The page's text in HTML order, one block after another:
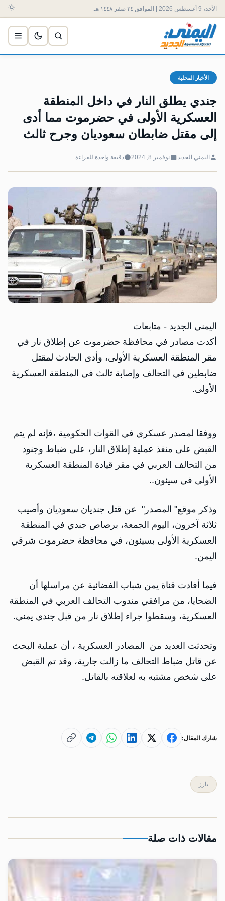
الأحد، 9 أغسطس 2026 | الموافق ٢٤ صفر ١٤٤٨ هـ
الأخبار المحلية
جندي يطلق النار في داخل المنطقة
العسكرية الأولى في حضرموت مما أدى
إلى مقتل ضابطان سعوديان وجرح ثالث
اليمني الجديد نوفمبر 8, 2024 دقيقة واحدة للقراءة
اليمني الجديد - متابعات
أكدت مصادر في محافظة حضرموت عن إطلاق نار في
مقر المنطقة العسكرية الأولى، وأدى الحادث لمقتل
ضابطين في التحالف وإصابة ثالث في المنطقة العسكرية
الأولى.
ووفقا لمصدر عسكري في القوات الحكومية ،فإنه لم يتم
القبض على منفذ عملية إطلاق النار، على ضباط وجنود
من التحالف العربي في مقر قيادة المنطقة العسكرية
الأولى في سيئون..
وذكر موقع" المصدر" عن ‏قتل جنديان سعوديان وأصيب
ثلاثة آخرون، اليوم الجمعة، برصاص جندي في المنطقة
العسكرية الأولى بسيئون، في محافظة حضرموت شرقي
اليمن.
فيما أفادت قناة يمن شباب الفضائية عن مراسلها أن
الضحايا، من مرافقي مندوب التحالف العربي في المنطقة
العسكرية، وسقطوا جراء إطلاق نار من قبل جندي يمني.
وتحدثت العديد من المصادر العسكرية ، أن عملية البحث
عن قاتل ضباط التحالف ما زالت جارية، وقد تم القبض
على شخص مشتبه به لعلاقته بالقاتل.
شارك المقال:
بارز
مقالات ذات صلة